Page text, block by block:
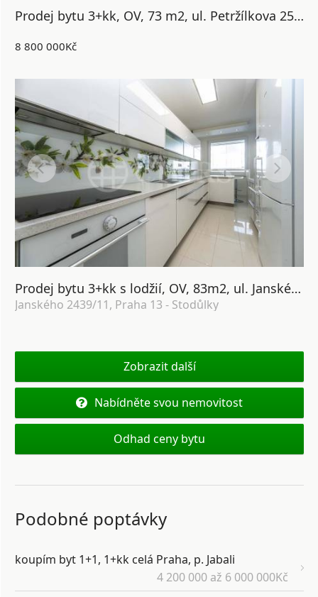
Prodej bytu 3+kk, OV, 73 m2, ul. Petržílkova 2564/21, Praha 5 - Nové Butovice
8 800 000Kč
Prodej bytu 3+kk s lodžií, OV, 83m2, ul. Janského 2439/11, Praha 13 - Stodůlky
Janského 2439/11, Praha 13 - Stodůlky
Zobrazit další
Nabídněte svou nemovitost
Odhad ceny bytu
Podobné poptávky
koupím byt 1+1, 1+kk celá Praha, p. Jabali
4 200 000 až 6 000 000Kč